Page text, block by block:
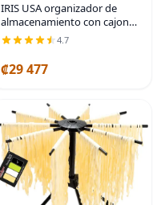
IRIS USA organizador de
almacenamiento con cajones
pequeños, gabinete de 16
cajones para suministros de
bricolaje, piezas pequeñas,
tuercas, pernos,
4.7
₡29 477